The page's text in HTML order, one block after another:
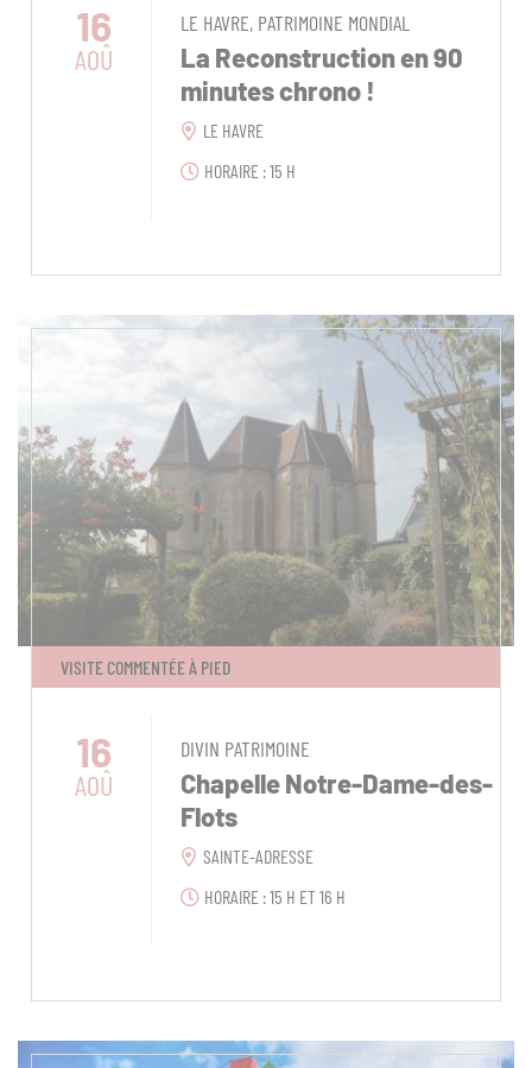
16
AOÛ
LE HAVRE, PATRIMOINE MONDIAL
La Reconstruction en 90
minutes chrono !
LE HAVRE
HORAIRE : 15 H
VISITE COMMENTÉE À PIED
16
AOÛ
DIVIN PATRIMOINE
Chapelle Notre-Dame-des-
Flots
SAINTE-ADRESSE
HORAIRE : 15 H ET 16 H